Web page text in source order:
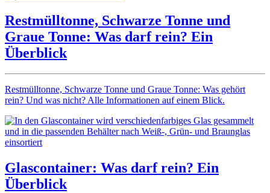
Restmülltonne, Schwarze Tonne und
Graue Tonne: Was darf rein? Ein
Überblick
Restmülltonne, Schwarze Tonne und Graue Tonne: Was gehört
rein? Und was nicht? Alle Informationen auf einem Blick.
Glascontainer: Was darf rein? Ein
Überblick